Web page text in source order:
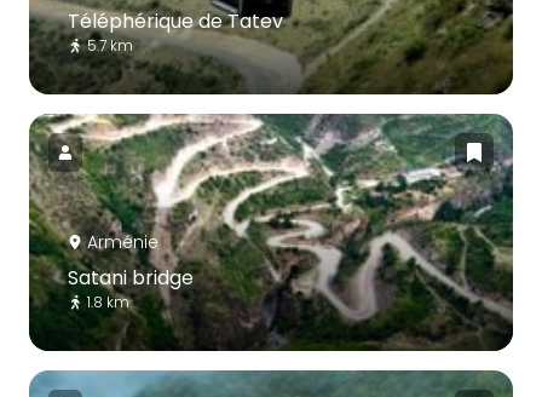
Téléphérique de Tatev
5.7 km
Arménie
Satani bridge
1.8 km